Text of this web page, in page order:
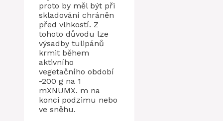
proto by měl být při
skladování chráněn
před vlhkostí. Z
tohoto důvodu lze
výsadby tulipánů
krmit během
aktivního
vegetačního období
-200 g na 1
mXNUMX. m na
konci podzimu nebo
ve sněhu.